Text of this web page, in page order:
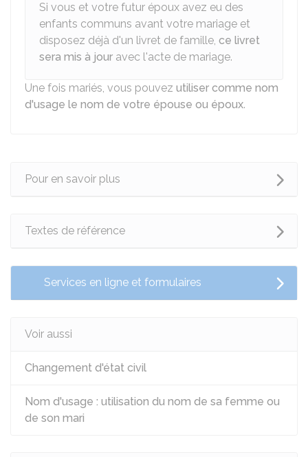
Si vous et votre futur époux avez eu des
enfants communs avant votre mariage et
disposez déjà d'un livret de famille, ce livret
sera mis à jour avec l'acte de mariage.
Une fois mariés, vous pouvez utiliser comme nom
d'usage le nom de votre épouse ou époux.
Pour en savoir plus
Textes de référence
Services en ligne et formulaires
Voir aussi
Changement d'état civil
Nom d'usage : utilisation du nom de sa femme ou
de son mari